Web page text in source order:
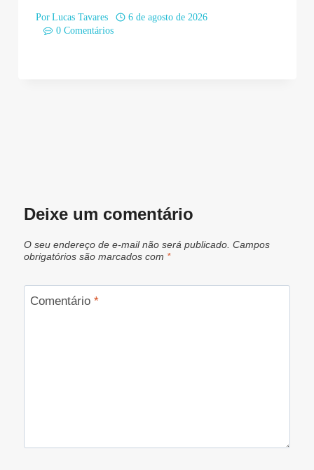
Por Lucas Tavares
6 de agosto de 2026
0 Comentários
Deixe um comentário
O seu endereço de e-mail não será publicado. Campos
obrigatórios são marcados com *
Comentário *